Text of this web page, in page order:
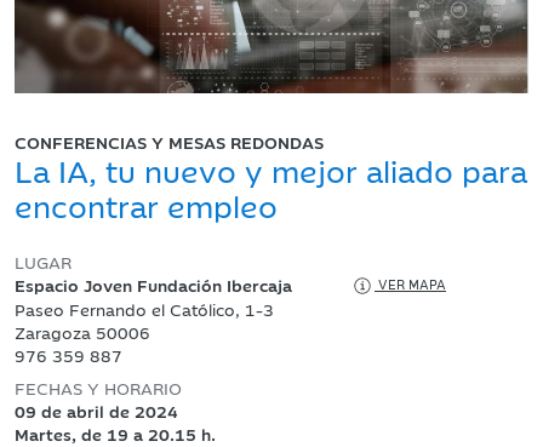
CONFERENCIAS Y MESAS REDONDAS
La IA, tu nuevo y mejor aliado para
encontrar empleo
LUGAR
Espacio Joven Fundación Ibercaja
VER MAPA
Paseo Fernando el Católico, 1-3
Zaragoza 50006
976 359 887
FECHAS Y HORARIO
09 de abril de 2024
Martes, de 19 a 20.15 h.